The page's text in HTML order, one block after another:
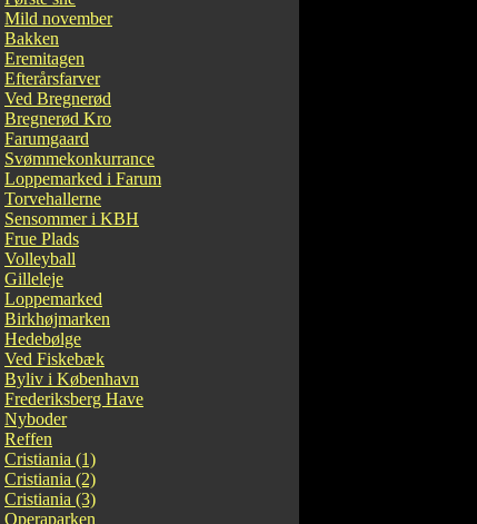
Mild november
Bakken
Eremitagen
Efterårsfarver
Ved Bregnerød
Bregnerød Kro
Farumgaard
Svømmekonkurrance
Loppemarked i Farum
Torvehallerne
Sensommer i KBH
Frue Plads
Volleyball
Gilleleje
Loppemarked
Birkhøjmarken
Hedebølge
Ved Fiskebæk
Byliv i København
Frederiksberg Have
Nyboder
Reffen
Cristiania (1)
Cristiania (2)
Cristiania (3)
Operaparken